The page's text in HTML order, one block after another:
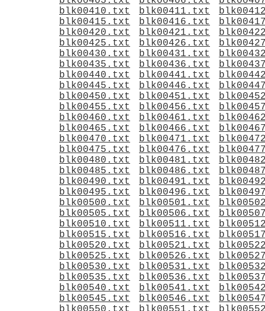
blk00410.txt
blk00411.txt
blk00415.txt
blk00416.txt
blk00420.txt
blk00421.txt
blk00425.txt
blk00426.txt
blk00430.txt
blk00431.txt
blk00435.txt
blk00436.txt
blk00440.txt
blk00441.txt
blk00445.txt
blk00446.txt
blk00450.txt
blk00451.txt
blk00455.txt
blk00456.txt
blk00460.txt
blk00461.txt
blk00465.txt
blk00466.txt
blk00470.txt
blk00471.txt
blk00475.txt
blk00476.txt
blk00480.txt
blk00481.txt
blk00485.txt
blk00486.txt
blk00490.txt
blk00491.txt
blk00495.txt
blk00496.txt
blk00500.txt
blk00501.txt
blk00505.txt
blk00506.txt
blk00510.txt
blk00511.txt
blk00515.txt
blk00516.txt
blk00520.txt
blk00521.txt
blk00525.txt
blk00526.txt
blk00530.txt
blk00531.txt
blk00535.txt
blk00536.txt
blk00540.txt
blk00541.txt
blk00545.txt
blk00546.txt